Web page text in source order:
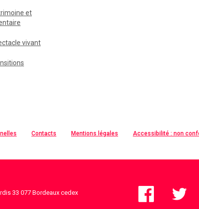
et
vivant
Contacts Mentions légales Accessibilité : non
33 077 Bordeaux cedex